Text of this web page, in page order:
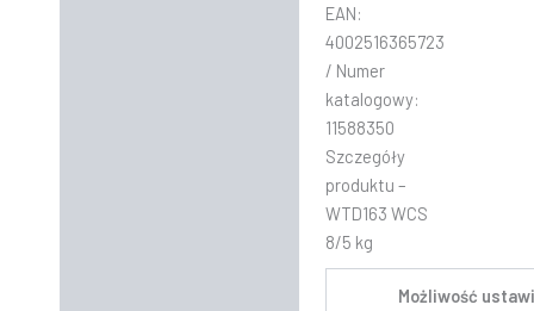
EAN:
4002516365723
/ Numer
katalogowy:
11588350
Szczegóły
produktu –
WTD163 WCS
8/5 kg
Możliwość